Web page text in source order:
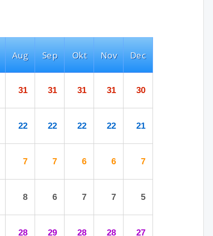
Aug
31
22
7
8
28
Sep
31
22
7
6
29
Okt
31
22
6
7
28
Nov
31
22
6
7
28
Dec
30
21
7
5
27